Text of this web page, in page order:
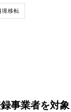
境移転
事業者を対象